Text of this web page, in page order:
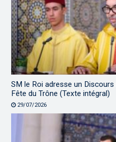
SM le Roi adresse un
Fête du Trône (Texte intégral)
29/07/2026